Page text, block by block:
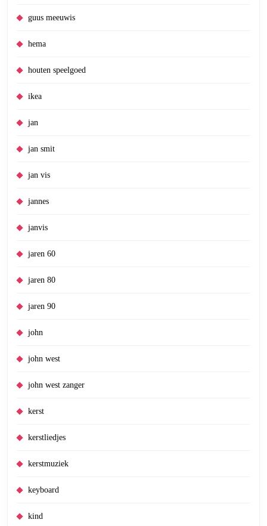
guus meeuwis
hema
houten speelgoed
ikea
jan
jan smit
jan vis
jannes
janvis
jaren 60
jaren 80
jaren 90
john
john west
john west zanger
kerst
kerstliedjes
kerstmuziek
keyboard
kind